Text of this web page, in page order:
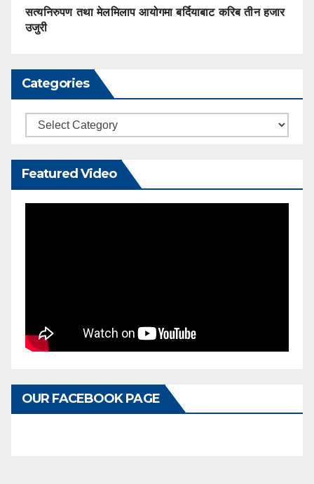
सत्यनिरुपण तथा मेलमिलाप आयोगमा बर्दियाबाट करिब तीन हजार
उजुरी
Categories
Categories
Featured Video
OUR FACEBOOK PAGE